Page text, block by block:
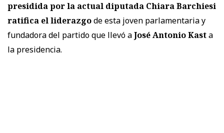
presidida por la actual diputada Chiara Barchiesi
ratifica el liderazgode esta joven parlamentaria y
fundadora del partido que llevó aJosé Antonio Kasta
la presidencia.